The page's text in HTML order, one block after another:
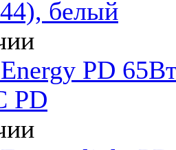
белый
PD
PD